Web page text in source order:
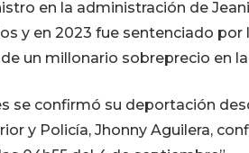
en la administración de
y en 2023 fue sentenciado
un millonario sobreprecio en
se confirmó su deportación
y Policía, Jhonny Aguilera,